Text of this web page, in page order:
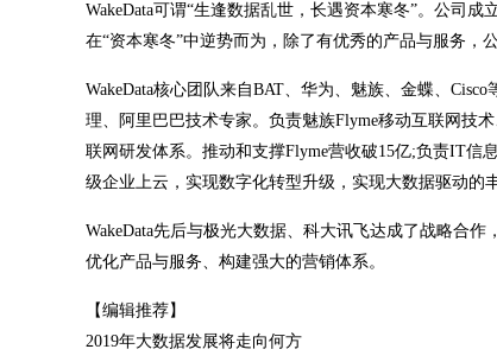
WakeData可谓“生逢数据乱世，长遇资本寒冬”。公司
在“资本寒冬”中逆势而为，除了有优秀的产品与服务，
WakeData核心团队来自BAT、华为、魅族、金蝶、
理、阿里巴巴技术专家。负责魅族Flyme移动互联网技
联网研发体系。推动和支撑Flyme营收破15亿;负责IT信
级企业上云，实现数字化转型升级，实现大数据驱动的
WakeData先后与极光大数据、科大讯飞达成了战略合
优化产品与服务、构建强大的营销体系。
【编辑推荐】
2019年大数据发展将走向何方